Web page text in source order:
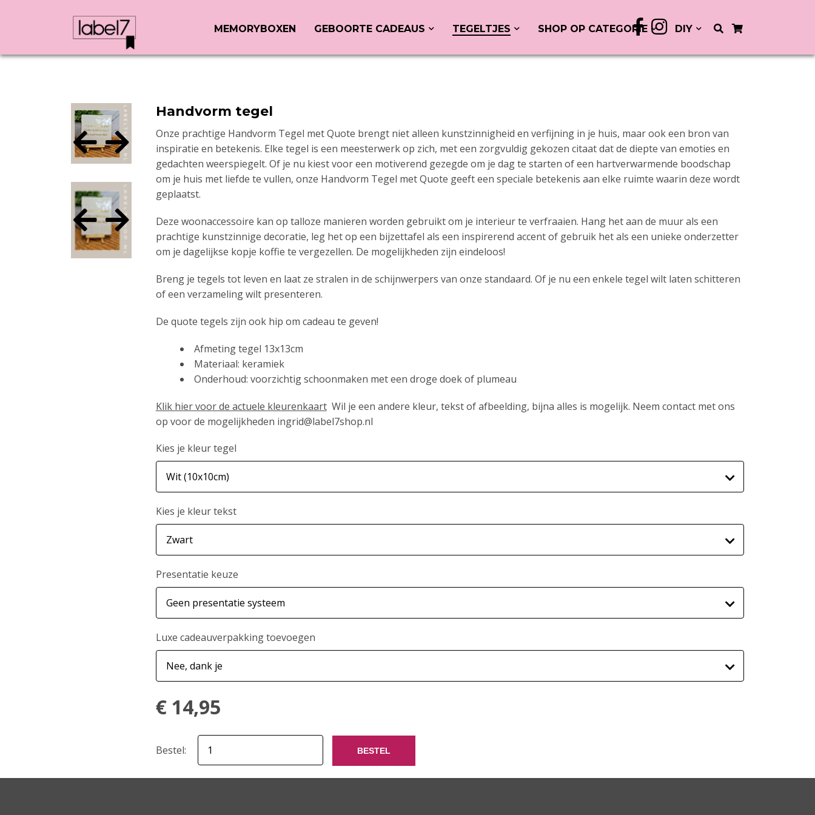
MEMORYBOXEN GEBOORTE CADEAUS TEGELTJES SHOP OP CATEGORIE DIY
Handvorm tegel
Onze prachtige Handvorm Tegel met Quote brengt niet alleen kunstzinnigheid en verfijning in je huis, maar ook een bron van
inspiratie en betekenis. Elke tegel is een meesterwerk op zich, met een zorgvuldig gekozen citaat dat de diepte van emoties en
gedachten weerspiegelt. Of je nu kiest voor een motiverend gezegde om je dag te starten of een hartverwarmende boodschap
om je huis met liefde te vullen, onze Handvorm Tegel met Quote geeft een speciale betekenis aan elke ruimte waarin deze wordt
geplaatst.
Deze woonaccessoire kan op talloze manieren worden gebruikt om je interieur te verfraaien. Hang het aan de muur als een
prachtige kunstzinnige decoratie, leg het op een bijzettafel als een inspirerend accent of gebruik het als een unieke onderzetter
om je dagelijkse kopje koffie te vergezellen. De mogelijkheden zijn eindeloos!
Breng je tegels tot leven en laat ze stralen in de schijnwerpers van onze standaard. Of je nu een enkele tegel wilt laten schitteren
of een verzameling wilt presenteren.
De quote tegels zijn ook hip om cadeau te geven!
Afmeting tegel 13x13cm
Materiaal: keramiek
Onderhoud: voorzichtig schoonmaken met een droge doek of plumeau
Klik hier voor de actuele kleurenkaartWil je een andere kleur, tekst of afbeelding, bijna alles is mogelijk. Neem contact met ons
op voor de mogelijkheden ingrid@label7shop.nl
Kies je kleur tegel
Kies je kleur tekst
Presentatie keuze
Luxe cadeauverpakking toevoegen
€ 14,95
Bestel: BESTEL